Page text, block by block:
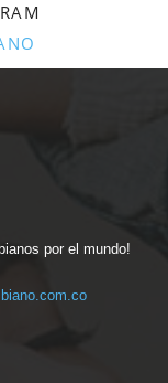
por el mundo!